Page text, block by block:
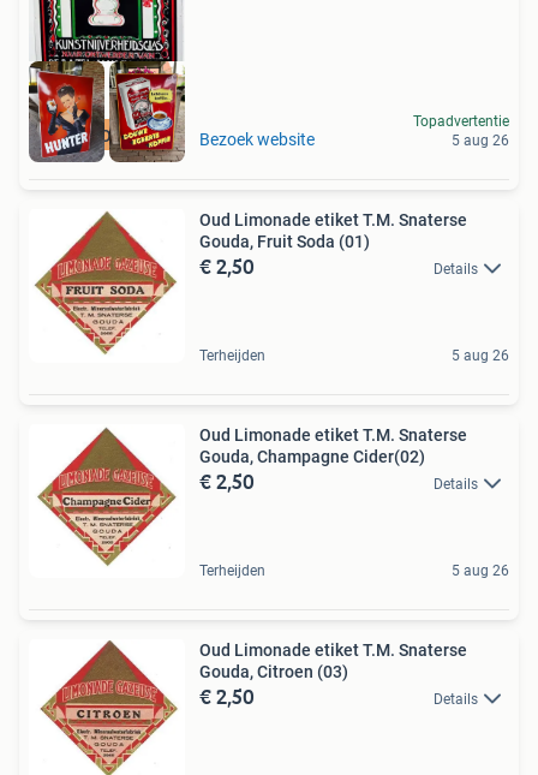
GEZOCHT Bezoek website
Topadvertentie
5 aug 26
Oud Limonade etiket T.M. Snaterse
Gouda, Fruit Soda (01)
€ 2,50 Details
Terheijden 5 aug 26
Oud Limonade etiket T.M. Snaterse
Gouda, Champagne Cider(02)
€ 2,50 Details
Terheijden 5 aug 26
Oud Limonade etiket T.M. Snaterse
Gouda, Citroen (03)
€ 2,50 Details